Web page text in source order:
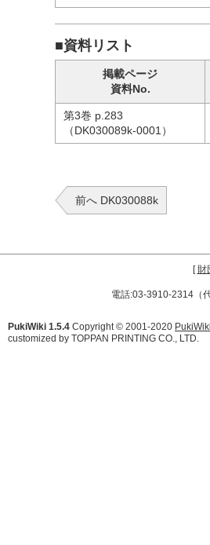
■資料リスト
掲載ページ
資料No.
第3巻 p.283
（DK030089k-0001）
前へ DK030088k
[財
電話:03-3910-2314（
PukiWiki 1.5.4 Copyright © 2001-2020
customized by TOPPAN PRINTING CO., LTD.